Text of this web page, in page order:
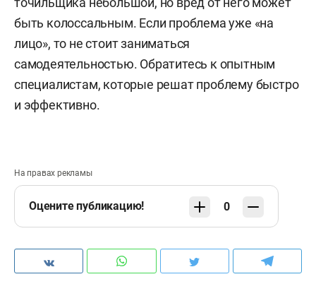
быть колоссальным. Если проблема уже «на
лицо», то не стоит заниматься
самодеятельностью. Обратитесь к опытным
специалистам, которые решат проблему быстро
и эффективно.
На правах рекламы
Оцените публикацию! 0